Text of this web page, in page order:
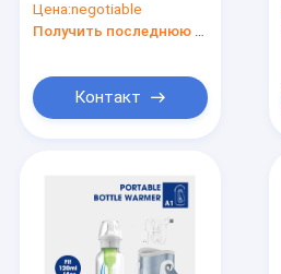
Продукты
О нас
бутылки
перемещения
Цена:negotiable
Контакт